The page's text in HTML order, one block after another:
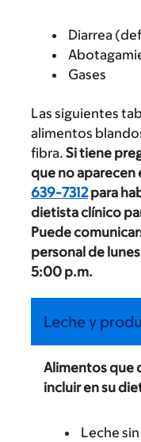
Diarrea
Gases
Las siguientes
alimentos
fibra. Si tiene
que no aparecen
639-7312para
dietista clínico
Puede
personal de
5:00 p.m.
Leche y
Alimentos que
incluir en su
Leche sin